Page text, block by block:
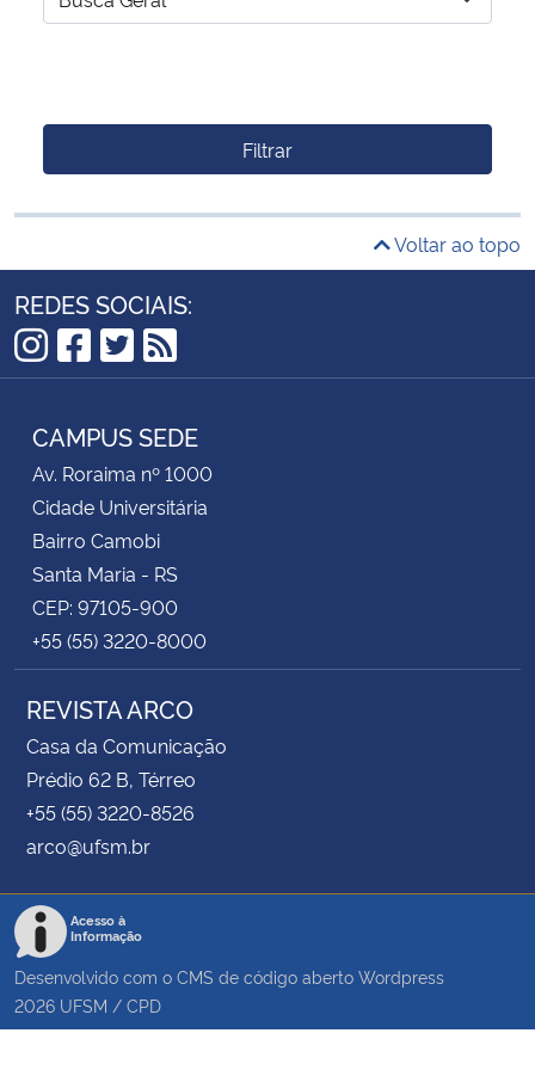
Filtrar
Voltar ao topo
REDES SOCIAIS:
Instagram
Facebook
Twitter
RSS
CAMPUS SEDE
Av. Roraima nº 1000
Cidade Universitária
Bairro Camobi
Santa Maria - RS
CEP: 97105-900
+55 (55) 3220-8000
REVISTA ARCO
Casa da Comunicação
Prédio 62 B, Térreo
+55 (55) 3220-8526
arco@ufsm.br
Acesso à
Informação
Desenvolvido com o CMS de código aberto Wordpress
2026 UFSM / CPD